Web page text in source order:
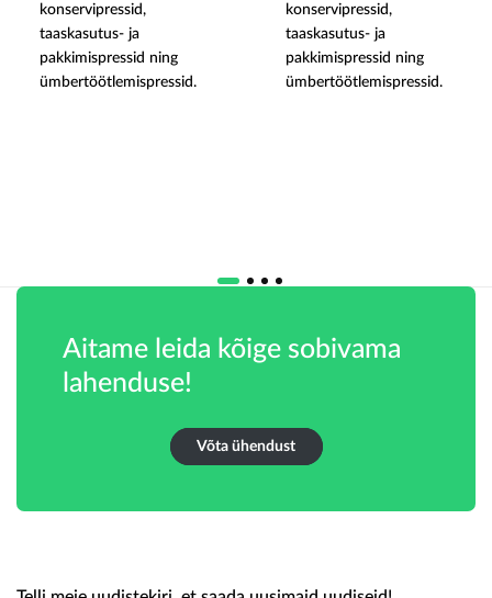
konservipressid,
taaskasutus- ja
pakkimispressid ning
ümbertöötlemispressid.
konservipressid,
taaskasutus- ja
pakkimispressid ning
ümbertöötlemispressid.
Aitame leida kõige sobivama
lahenduse!
Võta ühendust